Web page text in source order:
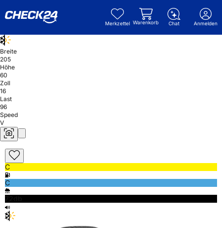
Merkzettel Warenkorb Chat Anmelden
Breite
205
Höhe
60
Zoll
16
Last
96
Speed
V
C
C
72db